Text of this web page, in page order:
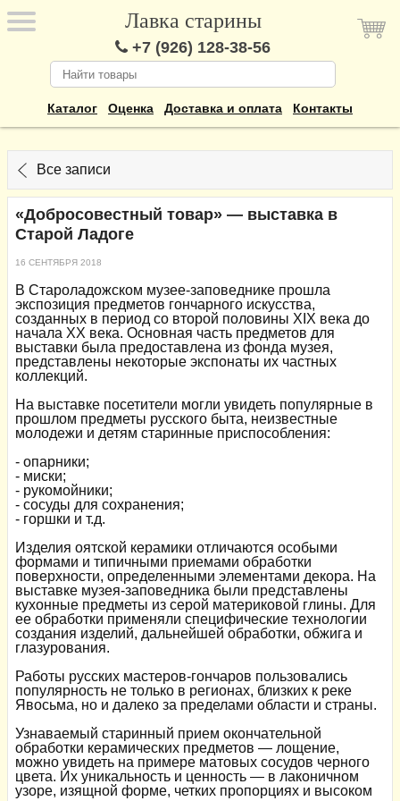
Лавка старины
+7 (926) 128-38-56
Каталог Оценка Доставка и оплата Контакты
Все записи
«Добросовестный товар» — выставка в
Старой Ладоге
16 СЕНТЯБРЯ 2018
В Староладожском музее-заповеднике прошла
экспозиция предметов гончарного искусства,
созданных в период со второй половины XIX века до
начала XX века. Основная часть предметов для
выставки была предоставлена из фонда музея,
представлены некоторые экспонаты их частных
коллекций.
На выставке посетители могли увидеть популярные в
прошлом предметы русского быта, неизвестные
молодежи и детям старинные приспособления:
- опарники;
- миски;
- рукомойники;
- сосуды для сохранения;
- горшки и т.д.
Изделия оятской керамики отличаются особыми
формами и типичными приемами обработки
поверхности, определенными элементами декора. На
выставке музея-заповедника были представлены
кухонные предметы из серой материковой глины. Для
ее обработки применяли специфические технологии
создания изделий, дальнейшей обработки, обжига и
глазурования.
Работы русских мастеров-гончаров пользовались
популярность не только в регионах, близких к реке
Явосьма, но и далеко за пределами области и страны.
Узнаваемый старинный прием окончательной
обработки керамических предметов — лощение,
можно увидеть на примере матовых сосудов черного
цвета. Их уникальность и ценность — в лаконичном
узоре, изящной форме, четких пропорциях и высоком